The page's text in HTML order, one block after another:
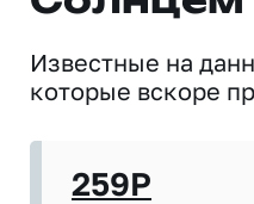
Известные на
которые вскоре
259P